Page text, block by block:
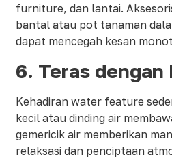
furniture, dan lantai.
bantal atau pot tanaman
dapat mencegah kesan
6. Teras dengan
Kehadiran water feature
kecil atau dinding air
gemericik air memberikan
relaksasi dan penciptaan